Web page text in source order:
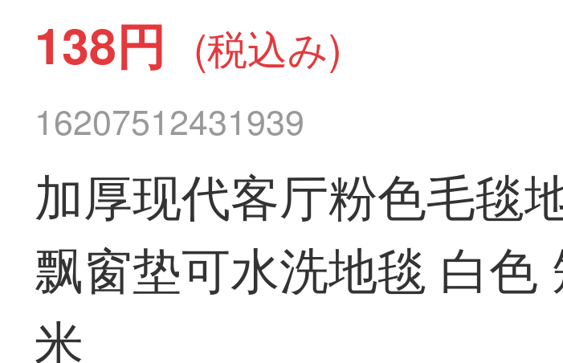
138円 (税込み)
16207512431939
加厚现代客厅粉色毛毯
飘窗垫可水洗地毯 白
米